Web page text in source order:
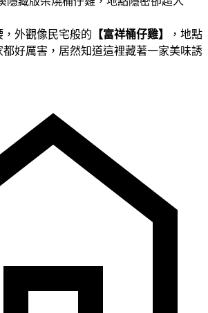
外觀像民宅般的 【富祥桶仔雞】
，地點
都好厲害，居然知道這裡藏著一家美味誘